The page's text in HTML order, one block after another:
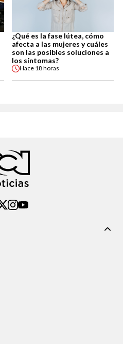
¿Qué es la fase lútea, cómo
afecta a las mujeres y cuáles
son las posibles soluciones a
los síntomas?
Hace 18 horas